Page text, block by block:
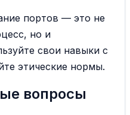
портов — это не
но и
свои навыки с
этические нормы.
вопросы